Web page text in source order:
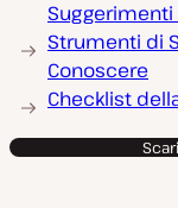
Strumenti di
Conoscere
Checklist